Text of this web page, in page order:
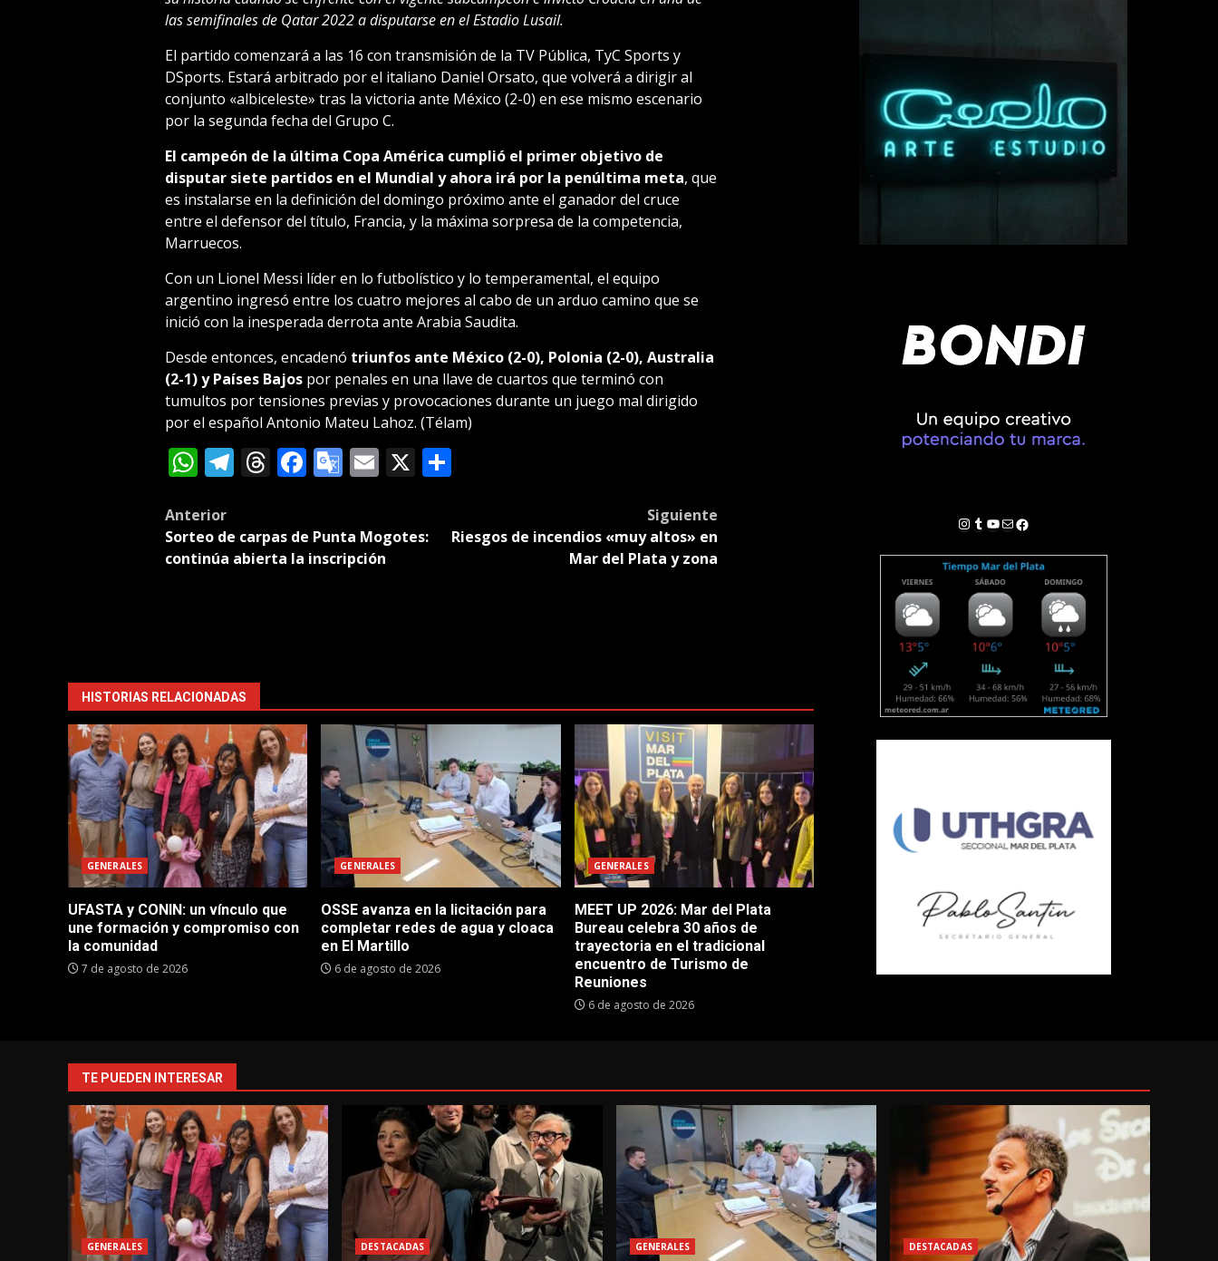
las semifinales de Qatar 2022 a disputarse en el Estadio Lusail.
El partido comenzará a las 16 con transmisión de la TV Pública, TyC Sports y
DSports. Estará arbitrado por el italiano Daniel Orsato, que volverá a dirigir al
conjunto «albiceleste» tras la victoria ante México (2-0) en ese mismo escenario
por la segunda fecha del Grupo C.
El campeón de la última Copa América cumplió el primer objetivo de
disputar siete partidos en el Mundial y ahora irá por la penúltima meta, que
es instalarse en la definición del domingo próximo ante el ganador del cruce
entre el defensor del título, Francia, y la máxima sorpresa de la competencia,
Marruecos.
Con un Lionel Messi líder en lo futbolístico y lo temperamental, el equipo
argentino ingresó entre los cuatro mejores al cabo de un arduo camino que se
inició con la inesperada derrota ante Arabia Saudita.
Desde entonces, encadenó triunfos ante México (2-0), Polonia (2-0), Australia
(2-1) y Países Bajospor penales en una llave de cuartos que terminó con
tumultos por tensiones previas y provocaciones durante un juego mal dirigido
por el español Antonio Mateu Lahoz. (Télam)
WhatsApp
Telegram
Threads
Facebook
Google
Email
X Compartir
Post
navigation
Anterior
Sorteo de carpas de Punta Mogotes:
continúa abierta la inscripción
Siguiente
Riesgos de incendios «muy altos» en
Mar del Plata y zona
HISTORIAS RELACIONADAS
GENERALES
UFASTA y CONIN: un vínculo que
une formación y compromiso con
la comunidad
7 de agosto de 2026
GENERALES
OSSE avanza en la licitación para
completar redes de agua y cloaca
en El Martillo
6 de agosto de 2026
GENERALES
MEET UP 2026: Mar del Plata
Bureau celebra 30 años de
trayectoria en el tradicional
encuentro de Turismo de
Reuniones
6 de agosto de 2026
Instagram
Tumblr
YouTube
Correo electrónico
Facebook
TE PUEDEN INTERESAR
GENERALES DESTACADAS GENERALES DESTACADAS